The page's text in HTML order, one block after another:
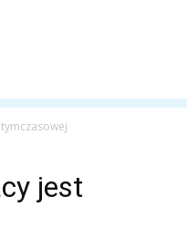
jest